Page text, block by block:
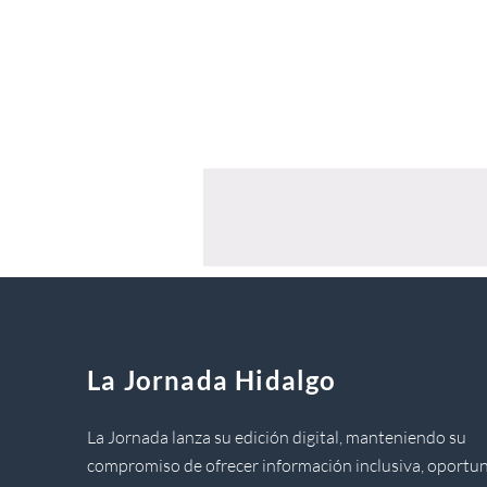
La Jornada Hidalgo
La Jornada lanza su edición digital, manteniendo su
compromiso de ofrecer información inclusiva,